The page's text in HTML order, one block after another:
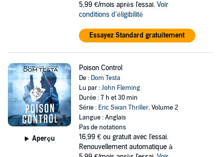
5,99 €/mois après l'essai. Voir
conditions d'éligibilité
Essayez Standard gratuitement
Aperçu
Poison Control
De : Dom Testa
Lu par :John Fleming
Durée : 7 h et 30 min
Série : Eric Swan Thriller, Volume 2
Langue : Anglais
Pas de notations
16,99 € ou gratuit avec l'essai.
Renouvellement automatique à